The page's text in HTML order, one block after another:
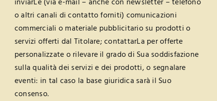
o altri canali di contatto forniti) comunicazioni
commerciali o materiale pubblicitario su prodotti o
servizi offerti dal Titolare; contattarLa per offerte
personalizzate o rilevare il grado di Sua soddisfazione
sulla qualità dei servizi e dei prodotti, o segnalare
eventi: in tal caso la base giuridica sarà il Suo
consenso.